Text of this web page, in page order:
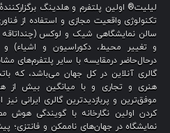
لیلیت® اولین پلتفرم و هلدینگ
تکنولوژی واقعیت مجازی و استفاده از
سالن نمایشگاهی شیک و لوکس
و تغییر محیط، دکوراسیون و اشیاء) و
درحال‌حاضر درمقایسه با سایر پلتفرم‌های
هنری و تجاری و با میانگین بیش از
موفق‌ترین و پربازدیدترین گالری ایرانی
کردن اولین نگارخانه با گویندگی هوش
نمایشگاه در جهان‌های ناممکن و فانتزی؛